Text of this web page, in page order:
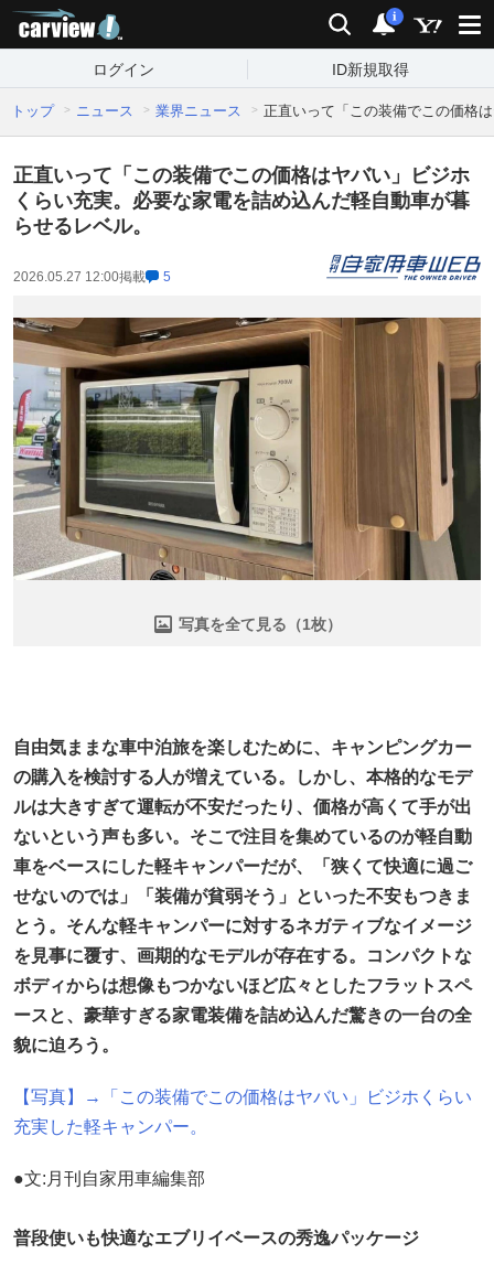
検索 通知
i
ログイン ID新規取得
トップ ニュース 業界ニュース 正直いって「この装備でこの価格
正直いって「この装備でこの価格はヤバい」ビジホ
くらい充実。必要な家電を詰め込んだ軽自動車が暮
らせるレベル。
2026.05.27 12:00掲載 5
写真を全て見る（1枚）
自由気ままな車中泊旅を楽しむために、キャンピングカー
の購入を検討する人が増えている。しかし、本格的なモデ
ルは大きすぎて運転が不安だったり、価格が高くて手が出
ないという声も多い。そこで注目を集めているのが軽自動
車をベースにした軽キャンパーだが、「狭くて快適に過ご
せないのでは」「装備が貧弱そう」といった不安もつきま
とう。そんな軽キャンパーに対するネガティブなイメージ
を見事に覆す、画期的なモデルが存在する。コンパクトな
ボディからは想像もつかないほど広々としたフラットスペ
ースと、豪華すぎる家電装備を詰め込んだ驚きの一台の全
貌に迫ろう。
【写真】→「この装備でこの価格はヤバい」ビジホくらい
充実した軽キャンパー。
●文:月刊自家用車編集部
普段使いも快適なエブリイベースの秀逸パッケージ